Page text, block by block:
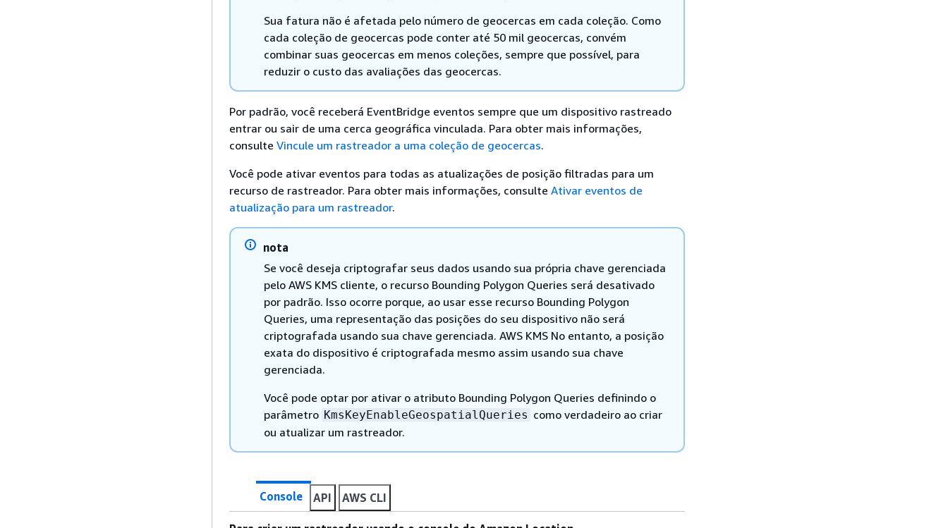
Sua fatura não é afetada pelo número de geocercas em cada coleção. Como
cada coleção de geocercas pode conter até 50 mil geocercas, convém
combinar suas geocercas em menos coleções, sempre que possível, para
reduzir o custo das avaliações das geocercas.
Por padrão, você receberá EventBridge eventos sempre que um dispositivo rastreado
entrar ou sair de uma cerca geográfica vinculada. Para obter mais informações,
consulte Vincule um rastreador a uma coleção de geocercas.
Você pode ativar eventos para todas as atualizações de posição filtradas para um
recurso de rastreador. Para obter mais informações, consulte Ativar eventos de
atualização para um rastreador.
nota
Se você deseja criptografar seus dados usando sua própria chave gerenciada
pelo AWS KMS cliente, o recurso Bounding Polygon Queries será desativado
por padrão. Isso ocorre porque, ao usar esse recurso Bounding Polygon
Queries, uma representação das posições do seu dispositivo não será
criptografada usando sua chave gerenciada. AWS KMS No entanto, a posição
exata do dispositivo é criptografada mesmo assim usando sua chave
gerenciada.
Você pode optar por ativar o atributo Bounding Polygon Queries definindo o
parâmetro KmsKeyEnableGeospatialQueries como verdadeiro ao criar
ou atualizar um rastreador.
Console API AWS CLI